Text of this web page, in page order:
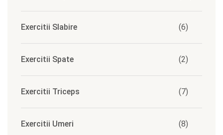
Exercitii Slabire (6)
Exercitii Spate (2)
Exercitii Triceps (7)
Exercitii Umeri (8)